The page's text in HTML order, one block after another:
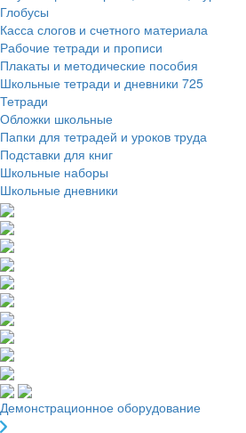
Глобусы
Касса слогов и счетного материала
Рабочие тетради и прописи
Плакаты и методические пособия
Школьные тетради и дневники 725
Тетради
Обложки школьные
Папки для тетрадей и уроков труда
Подставки для книг
Школьные наборы
Школьные дневники
Демонстрационное оборудование